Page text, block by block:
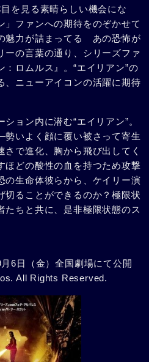
を見る素晴らしい機会にな
」ファンへの期待をのぞかせて
魅力が詰まってる あの恐怖が
ーの言葉の通り、シリーズファ
ロムルス』。“エイリアン”の
、ニューアイコンの活躍に期待
ョン内に潜む“エイリアン”。
いよく顔に覆い被さって寄生
さで進化、胸から飛び出してく
ほどの酸性の血を持つため攻撃
の生命体彼らから、ケイリー演
切ることができるのか？極限状
たちと共に、是非極限状態のス
6日（金）全国劇場にて公開
All Rights Reserved.